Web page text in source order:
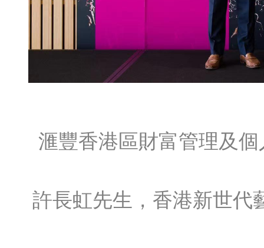
滙豐香港區財富管理及
許長虹先生，香港新世代